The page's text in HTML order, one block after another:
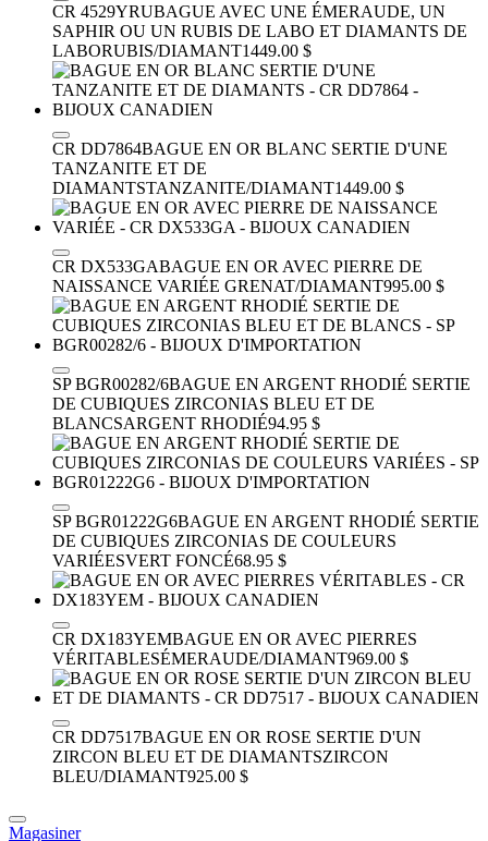
CR 4529YRUBAGUE AVEC UNE ÉMERAUDE, UN
SAPHIR OU UN RUBIS DE LABO ET DIAMANTS DE
LABORUBIS/DIAMANT1449.00 $
CR DD7864BAGUE EN OR BLANC SERTIE D'UNE
TANZANITE ET DE
DIAMANTSTANZANITE/DIAMANT1449.00 $
CR DX533GABAGUE EN OR AVEC PIERRE DE
NAISSANCE VARIÉE GRENAT/DIAMANT995.00 $
SP BGR00282/6BAGUE EN ARGENT RHODIÉ SERTIE
DE CUBIQUES ZIRCONIAS BLEU ET DE
BLANCSARGENT RHODIÉ94.95 $
SP BGR01222G6BAGUE EN ARGENT RHODIÉ SERTIE
DE CUBIQUES ZIRCONIAS DE COULEURS
VARIÉESVERT FONCÉ68.95 $
CR DX183YEMBAGUE EN OR AVEC PIERRES
VÉRITABLESÉMERAUDE/DIAMANT969.00 $
CR DD7517BAGUE EN OR ROSE SERTIE D'UN
ZIRCON BLEU ET DE DIAMANTSZIRCON
BLEU/DIAMANT925.00 $
Magasiner